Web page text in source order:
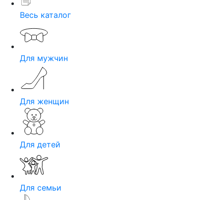
Весь каталог
Для мужчин
Для женщин
Для детей
Для семьи